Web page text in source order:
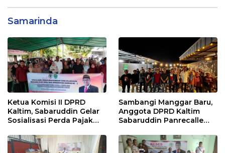
Samarinda
Ketua Komisi II DPRD
Kaltim, Sabaruddin Gelar
Sosialisasi Perda Pajak
Sepinggan Raya
Balikpapan
Sambangi Manggar Baru,
Anggota DPRD Kaltim
Sabaruddin Panrecalle
Balikpapan